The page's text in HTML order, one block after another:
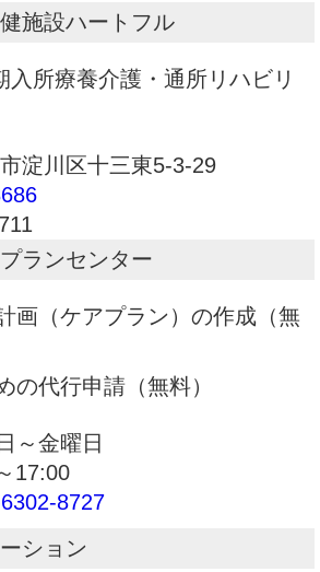
施設ハートフル
入所療養介護・通所リハビリ
淀川区十三東5-3-29
ランセンター
画（ケアプラン）の作成（無
の代行申請（無料）
～金曜日
17:00
8727
ション